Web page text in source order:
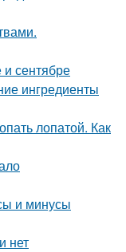
и сентябре
ингредиенты
лопатой. Как
и минусы
нет